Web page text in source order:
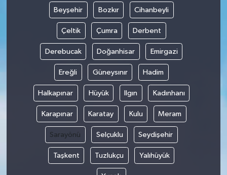
Beyşehir Bozkır Cihanbeyli
Çeltik Çumra Derbent
Derebucak Doğanhisar Emirgazi
Ereğli Güneysınır Hadim
Halkapınar Hüyük Ilgın Kadınhanı
Karapınar Karatay Kulu Meram
Sarayönü Selçuklu Seydişehir
Taşkent Tuzlukçu Yalıhüyük